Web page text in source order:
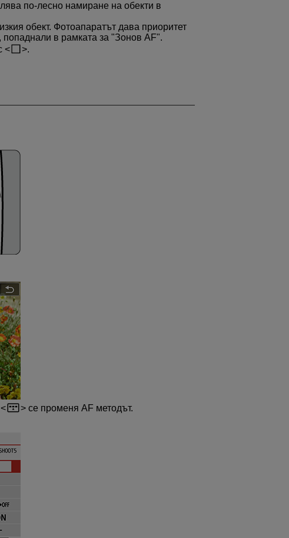
по-лесно намиране на обекти в
обект. Фотоапаратът дава приоритет
в рамката за "Зонов AF".
.
се променя AF методът.